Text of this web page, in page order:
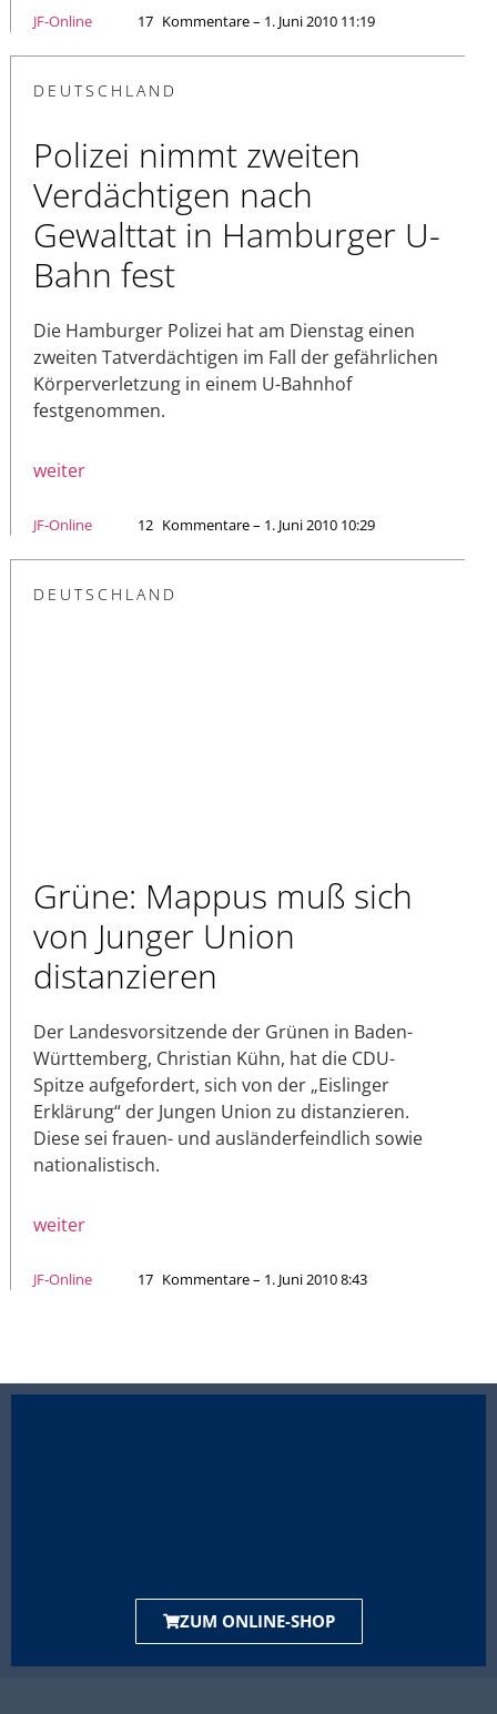
JF-Online 17 Kommentare – 1. Juni 2010 11:19
DEUTSCHLAND
Polizei nimmt zweiten
Verdächtigen nach
Gewalttat in Hamburger U-
Bahn fest
Die Hamburger Polizei hat am Dienstag einen
zweiten Tatverdächtigen im Fall der gefährlichen
Körperverletzung in einem U-Bahnhof
festgenommen.
weiter
JF-Online 12 Kommentare – 1. Juni 2010 10:29
DEUTSCHLAND
Grüne: Mappus muß sich
von Junger Union
distanzieren
Der Landesvorsitzende der Grünen in Baden-
Württemberg, Christian Kühn, hat die CDU-
Spitze aufgefordert, sich von der „Eislinger
Erklärung“ der Jungen Union zu distanzieren.
Diese sei frauen- und ausländerfeindlich sowie
nationalistisch.
weiter
JF-Online 17 Kommentare – 1. Juni 2010 8:43
ZUM ONLINE-SHOP